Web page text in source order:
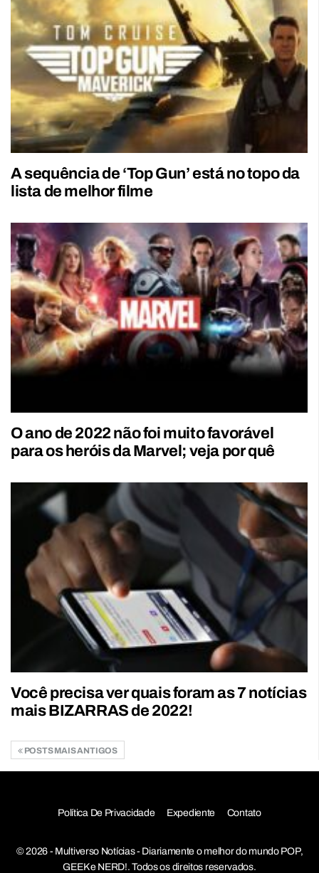
A sequência de ‘Top Gun’ está no topo da
lista de melhor filme
O ano de 2022 não foi muito favorável
para os heróis da Marvel; veja por quê
Você precisa ver quais foram as 7 notícias
mais BIZARRAS de 2022!
POSTS MAIS ANTIGOS
Política De Privacidade Expediente Contato
© 2026 - Multiverso Notícias - Diariamente o melhor do mundo POP,
GEEK e NERD!. Todos os direitos reservados.